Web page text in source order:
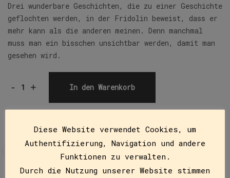
Drei wunderbare Geschichten, die zu einer Geschichte
geflochten werden, in der Fridolin beweist, dass er
mehr kann als die anderen meinen. Denn manchmal
muss man ein bisschen unsichtbar werden, damit man
gesehen wird.
- + In den Warenkorb
Diese Website verwendet Cookies, um
Authentifizierung, Navigation und andere
Funktionen zu verwalten.
Durch die Nutzung unserer Website stimmen